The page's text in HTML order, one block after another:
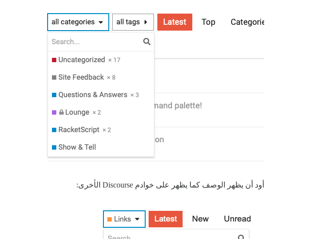
أود أن يظهر الوصف كما يظهر على خوادم Discourse الأخرى: